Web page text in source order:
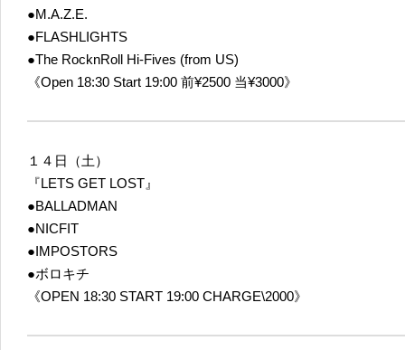
●M.A.Z.E.
●FLASHLIGHTS
●The RocknRoll Hi-Fives (from US)
《Open 18:30 Start 19:00 前¥2500 当¥3000》
１４日（土）
『LETS GET LOST』
●BALLADMAN
●NICFIT
●IMPOSTORS
●ボロキチ
《OPEN 18:30 START 19:00 CHARGE\2000》